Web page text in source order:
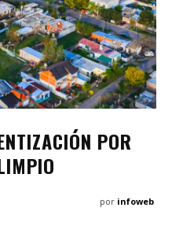
POR
por infoweb